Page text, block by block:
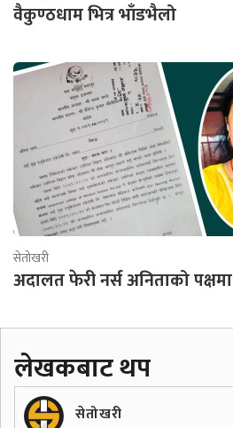
वैकुण्ठधाम भित्र भाँडभैलो
सेतोखरी
अदालत फेरी नर्स अनिताको पक्षमा
लेखकबाट थप
सेतोखरी